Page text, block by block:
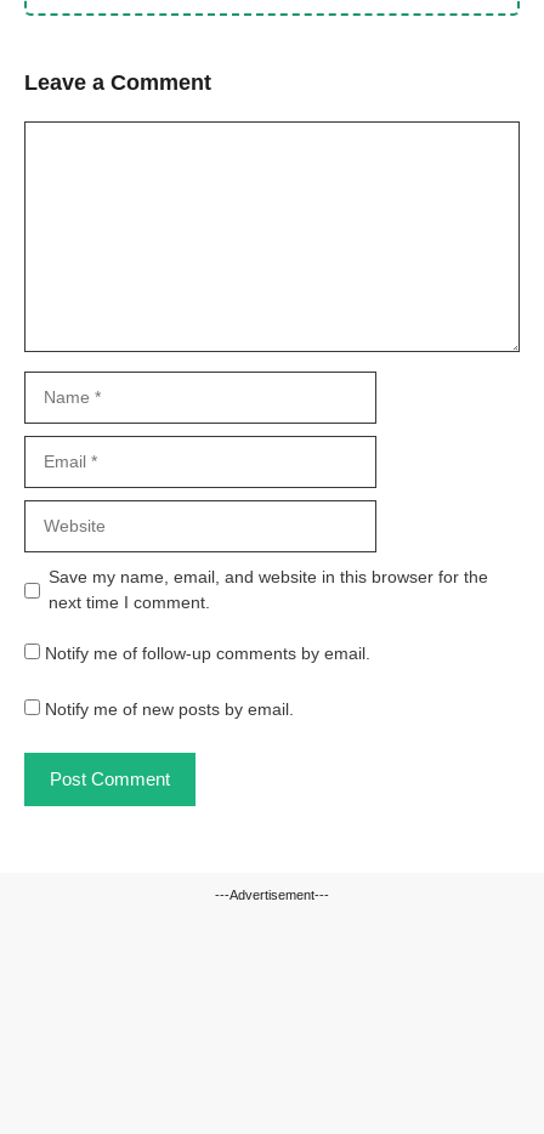
Leave a Comment
Save my name, email, and website in this browser for the
next time I comment.
Notify me of follow-up comments by email.
Notify me of new posts by email.
---Advertisement---